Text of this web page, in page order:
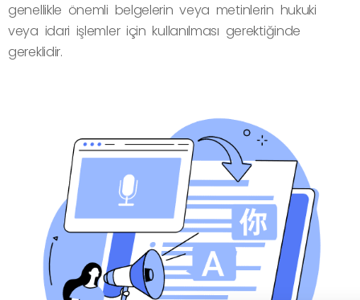
genellikle önemli belgelerin veya metinlerin hukuki
veya idari işlemler için kullanılması gerektiğinde
gereklidir.